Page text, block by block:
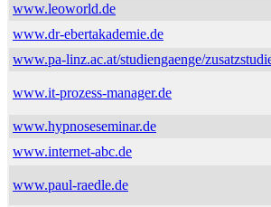
www.leoworld.de
www.dr-ebertakademie.de
www.pa-linz.ac.at/studiengaenge/
www.it-prozess-manager.de
www.hypnoseseminar.de
www.internet-abc.de
www.paul-raedle.de